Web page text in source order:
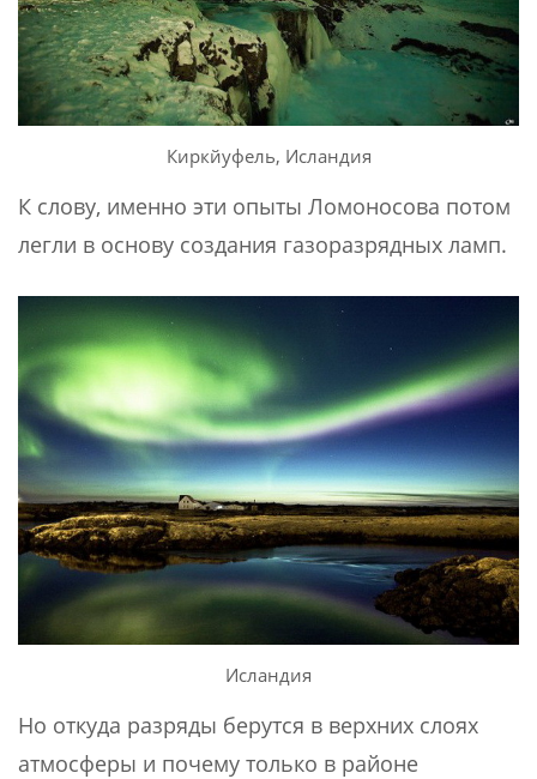
Киркйуфель, Исландия
К слову, именно эти опыты Ломоносова потом
легли в основу создания газоразрядных ламп.
Исландия
Но откуда разряды берутся в верхних слоях
атмосферы и почему только в районе